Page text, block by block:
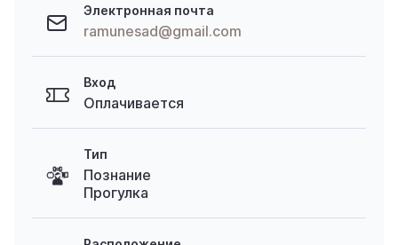
Электронная почта
ramunesad@gmail.com
Вход
Оплачивается
Тип
Познание
Прогулка